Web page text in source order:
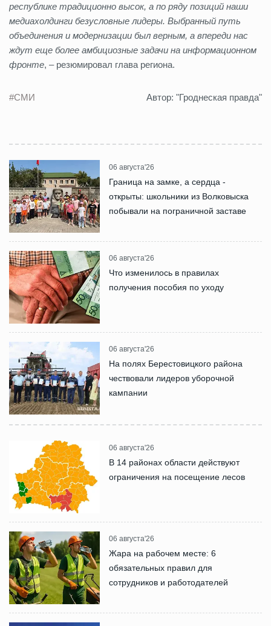
республике традиционно высок, а по ряду позиций наши
медиахолдинги безусловные лидеры. Выбранный путь
объединения и модернизации был верным, а впереди нас
ждут еще более амбициозные задачи на информационном
фронте, – резюмировал глава региона.
#СМИ Автор: "Гроднеская правда"
06 августа'26
Граница на замке, а сердца -
открыты: школьники из Волковыска
побывали на пограничной заставе
06 августа'26
Что изменилось в правилах
получения пособия по уходу
06 августа'26
На полях Берестовицкого района
чествовали лидеров уборочной
кампании
06 августа'26
В 14 районах области действуют
ограничения на посещение лесов
06 августа'26
Жара на рабочем месте: 6
обязательных правил для
сотрудников и работодателей